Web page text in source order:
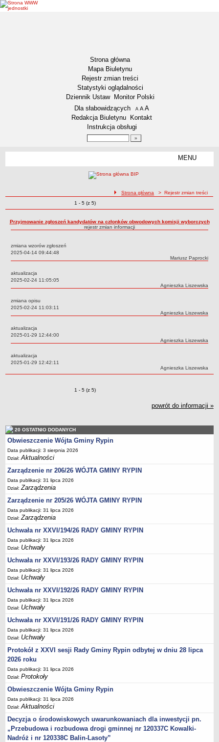
Strona główna
Mapa Biuletynu
Rejestr zmian treści
Statystyki oglądalności
Dziennik Ustaw
Monitor Polski
Menu dodatkowe
Dla słabowidzących A pomniejsz czcionkę
A standardowy rozmiar czcionki
A
Redakcja Biuletynu
Kontakt
Instrukcja obsługi
MENU
Dane statystyczne
Zadania publiczne
Związki i stowarzyszenia
Rejestr zbiorów danych osobowych
RODO Klauzule informacyjne
AKTUALNOŚCI I OGŁOSZENIA
URZĄD GMINY
Dane teleadresowe
Czas pracy urzędu
Nr konta bankowego, NIP, REGON
Pracownicy urzędu - urząd gminy
Pracownicy urzędu - baza magazynowo - warsztatowa
Regulamin organizacyjny
Regulamin naboru na wolne stanowiska urzędnicze
Ogłoszenia o naborze na wolne stanowiska urzędnicze
Lista kandydatów spełniających wymagania formalne w naborach na
wolne stanowiska urzędnicze
Wyniki naboru na wolne stanowiska urzędnicze
Petycje
Sygnaliści
Galeria
Raporty o stanie dostępności
Wnioski
WŁADZE I STRUKTURA
Struktura organizacyjna
Rada gminy
Wójt
Urząd gminy
Jednostki organizacyjne, GOPS, Instytucja kultury, OSP
Jednostki pomocnicze - sołectwa
Plan pracy komisji rewizyjnej
Sesje Rady Gminy Rypin
PRAWO LOKALNE
Statut
Strategia rozwoju
Uchwały
Projekty uchwał
Protokoły
ścieżka nawigacji
Strona główna > Rejestr zmian treści
Zmiany o pozycjach
1 - 5 (z 5)
Przyjmowanie zgłoszeń kandydatów na członków obwodowych komisji wyborczych
rejestr zmian informacji
zmiana wzorów zgłoszeń
Data:
2025-04-14 09:44:48
Autor:
Mariusz Paprocki
aktualizacja
Data:
2025-02-24 11:05:05
Autor:
Agnieszka Liszewska
zmiana opisu
Data:
2025-02-24 11:03:11
Autor:
Agnieszka Liszewska
aktualizacja
Data:
2025-01-29 12:44:00
Autor:
Agnieszka Liszewska
aktualizacja
Data:
2025-01-29 12:42:11
Autor:
Agnieszka Liszewska
Zmiany o pozycjach
1 - 5 (z 5)
powrót do informacji »
20 OSTATNIO DODANYCH
Obwieszczenie Wójta Gminy Rypin
Data publikacji: 3 sierpnia 2026
Dział:Aktualności
Zarządzenie nr 206/26 WÓJTA GMINY RYPIN
Data publikacji: 31 lipca 2026
Dział:Zarządzenia
Zarządzenie nr 205/26 WÓJTA GMINY RYPIN
Data publikacji: 31 lipca 2026
Dział:Zarządzenia
Uchwała nr XXVI/194/26 RADY GMINY RYPIN
Data publikacji: 31 lipca 2026
Dział: Uchwały
Uchwała nr XXVI/193/26 RADY GMINY RYPIN
Data publikacji: 31 lipca 2026
Dział: Uchwały
Uchwała nr XXVI/192/26 RADY GMINY RYPIN
Data publikacji: 31 lipca 2026
Dział: Uchwały
Uchwała nr XXVI/191/26 RADY GMINY RYPIN
Data publikacji: 31 lipca 2026
Dział: Uchwały
Protokół z XXVI sesji Rady Gminy Rypin odbytej w dniu 28 lipca
2026 roku
Data publikacji: 31 lipca 2026
Dział:Protokoły
Obwieszczenie Wójta Gminy Rypin
Data publikacji: 31 lipca 2026
Dział:Aktualności
Decyzja o środowiskowych uwarunkowaniach dla inwestycji pn.
„Przebudowa i rozbudowa drogi gminnej nr 120337C Kowalki-
Nadróż i nr 120338C Balin-Lasoty”